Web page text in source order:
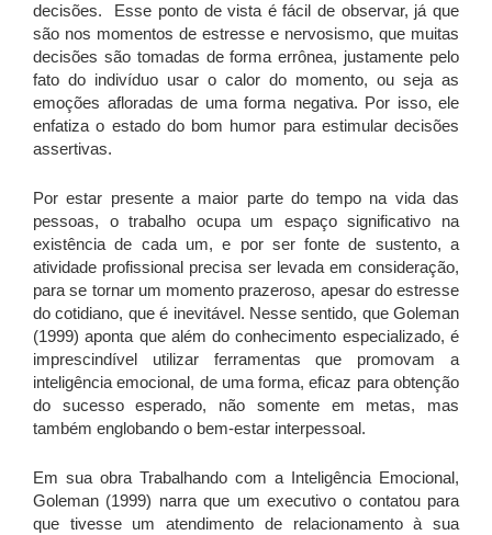
decisões. Esse ponto de vista é fácil de observar, já que
são nos momentos de estresse e nervosismo, que muitas
decisões são tomadas de forma errônea, justamente pelo
fato do indivíduo usar o calor do momento, ou seja as
emoções afloradas de uma forma negativa. Por isso, ele
enfatiza o estado do bom humor para estimular decisões
assertivas.
Por estar presente a maior parte do tempo na vida das
pessoas, o trabalho ocupa um espaço significativo na
existência de cada um, e por ser fonte de sustento, a
atividade profissional precisa ser levada em consideração,
para se tornar um momento prazeroso, apesar do estresse
do cotidiano, que é inevitável. Nesse sentido, que Goleman
(1999) aponta que além do conhecimento especializado, é
imprescindível utilizar ferramentas que promovam a
inteligência emocional, de uma forma, eficaz para obtenção
do sucesso esperado, não somente em metas, mas
também englobando o bem-estar interpessoal.
Em sua obra Trabalhando com a Inteligência Emocional,
Goleman (1999) narra que um executivo o contatou para
que tivesse um atendimento de relacionamento à sua